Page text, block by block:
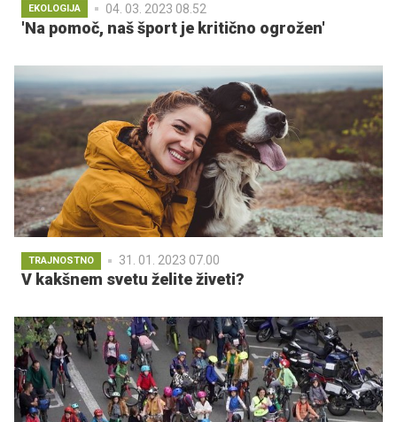
EKOLOGIJA 04. 03. 2023 08.52
'Na pomoč, naš šport je kritično ogrožen'
TRAJNOSTNO 31. 01. 2023 07.00
V kakšnem svetu želite živeti?